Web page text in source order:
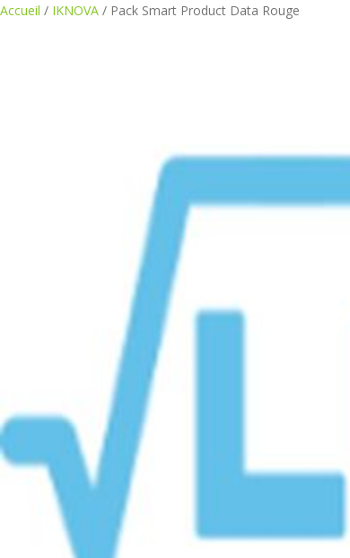
Accueil / IKNOVA / Pack Smart Product Data Rouge